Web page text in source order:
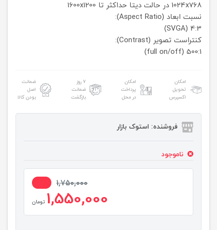
1024x768 در حالت دیتا حداکثر تا 1600x1200
نسبت ابعاد (Aspect Ratio):
4:3 (SVGA)
کنتراست تصویر (Contrast):
500:1 (full on/off)
امکان
تحویل
اکسپرس
امکان
پرداخت
در محل
۷ روز
ضمانت
بازگشت
ضمانت
اصل
بودن کالا
فروشنده: استوک بازار
ناموجود
1,750,000
1,550,000 تومان